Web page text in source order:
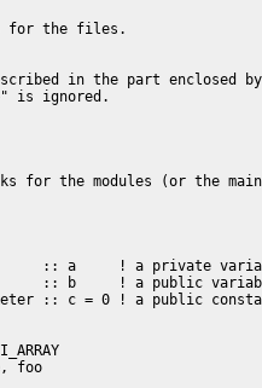
for the files.
in the part enclosed by
is ignored.
for the modules (or the
:: a     ! a private
:: b     ! a public
:: c = 0 ! a public
foo